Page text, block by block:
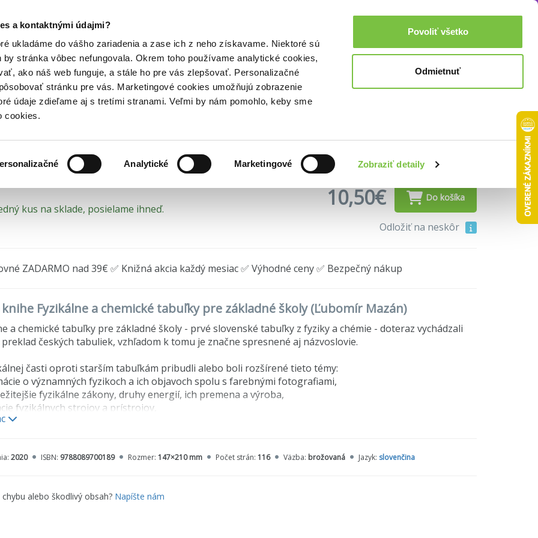
a kontaktnými údajmi?
ukladáme do vášho zariadenia a zase ich z neho získavame. Niektoré sú
by stránka vôbec nefungovala. Okrem toho používame analytické cookies,
ako náš web funguje, a stále ho pre vás zlepšovať. Personalizačné
stránku pre vás. Marketingové cookies umožňujú zobrazenie
údaje zdieľame aj s tretími stranami. Veľmi by nám pomohlo, keby sme
cookies.
Analytické Marketingové Zobraziť detaily
Povoliť všetko
Odmietnuť
Doplnky Prihlásenie 0,00€
pre základné školy Akcie a zľavy
a chemické tabuľky pre základné
Mazán•Musica Liturgica(2020)
kus na sklade, posielame ihneď. 10,50€ Do košíka
Odložiť na neskôr
ZADARMO nad 39€ ✅ Knižná akcia každý mesiac ✅ Výhodné ceny ✅ Bezpečný nákup
knihe Fyzikálne a chemické tabuľky pre základné školy (Ľubomír Mazán)
a chemické tabuľky pre základné školy - prvé slovenské tabuľky z fyziky a chémie - doteraz vychádzali
českých tabuliek, vzhľadom k tomu je značne spresnené aj názvoslovie.
časti oproti starším tabuľkám pribudli alebo boli rozšírené tieto témy:
o významných fyzikoch a ich objavoch spolu s farebnými fotografiami,
fyzikálne zákony, druhy energií, ich premena a výroba,
fyzikálnych strojov a prístrojov,
značky,
predpony, fázové premeny,
akustického tlaku,
2020 ISBN: 9788089700189 Rozmer: 147×210 mm Počet strán: 116 Väzba: brožovaná Jazyk: slovenčina
alebo škodlivý obsah? Napíšte nám